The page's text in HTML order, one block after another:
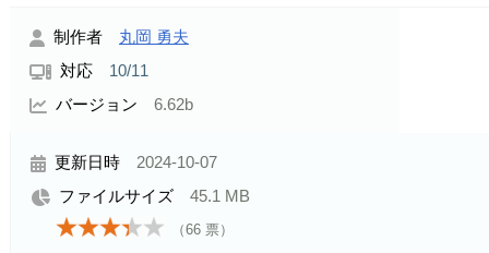
制作者 丸岡 勇夫
対応 10/11
バージョン 6.62b
更新日時 2024-10-07
ファイルサイズ 45.1 MB
（66 票）